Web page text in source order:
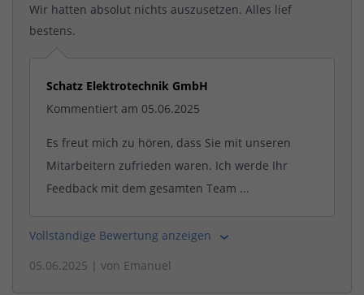
Wir hatten absolut nichts auszusetzen. Alles lief
bestens.
Schatz Elektrotechnik GmbH
Kommentiert am 05.06.2025
Es freut mich zu hören, dass Sie mit unseren
Mitarbeitern zufrieden waren. Ich werde Ihr
Feedback mit dem gesamten Team ...
Vollständige Bewertung anzeigen
05.06.2025 | von Emanuel